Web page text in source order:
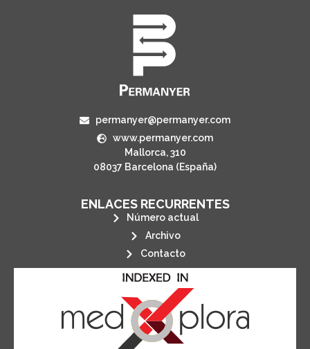
permanyer@permanyer.com
www.permanyer.com
Mallorca, 310
08037 Barcelona (España)
ENLACES RECURRENTES
Número actual
Archivo
Contacto